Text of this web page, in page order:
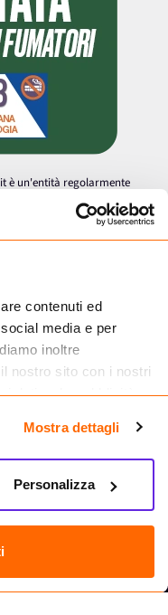
contenuti ed
media e per
inoltre
nostro sito con i nostri
dati web, pubblicità e
hanno raccolto dal
Mostra dettagli
Personalizza
è un'entità regolarmente
la vendita online di
Napoli